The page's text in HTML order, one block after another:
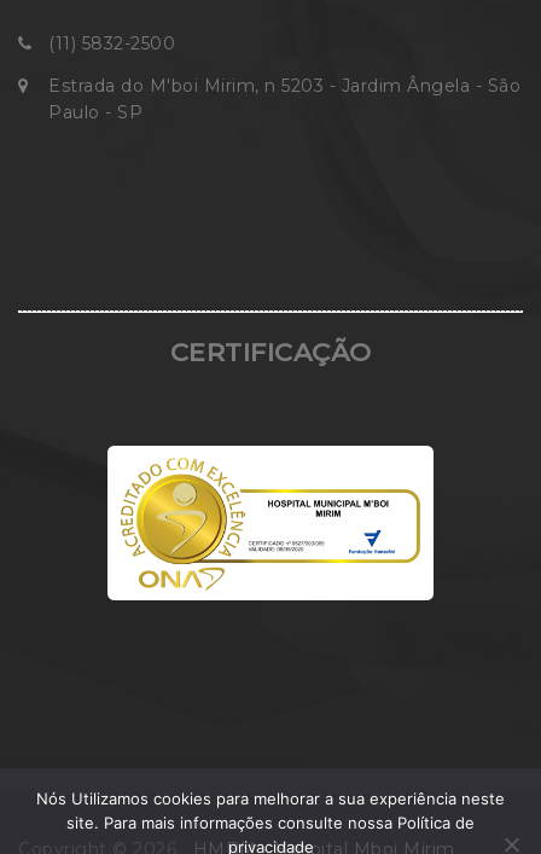
(11) 5832-2500
Estrada do M'boi Mirim, n 5203 - Jardim Ângela - São
Paulo - SP
CERTIFICAÇÃO
Nós Utilizamos cookies para melhorar a sua experiência neste
site. Para mais informações consulte nossa Política de
privacidade